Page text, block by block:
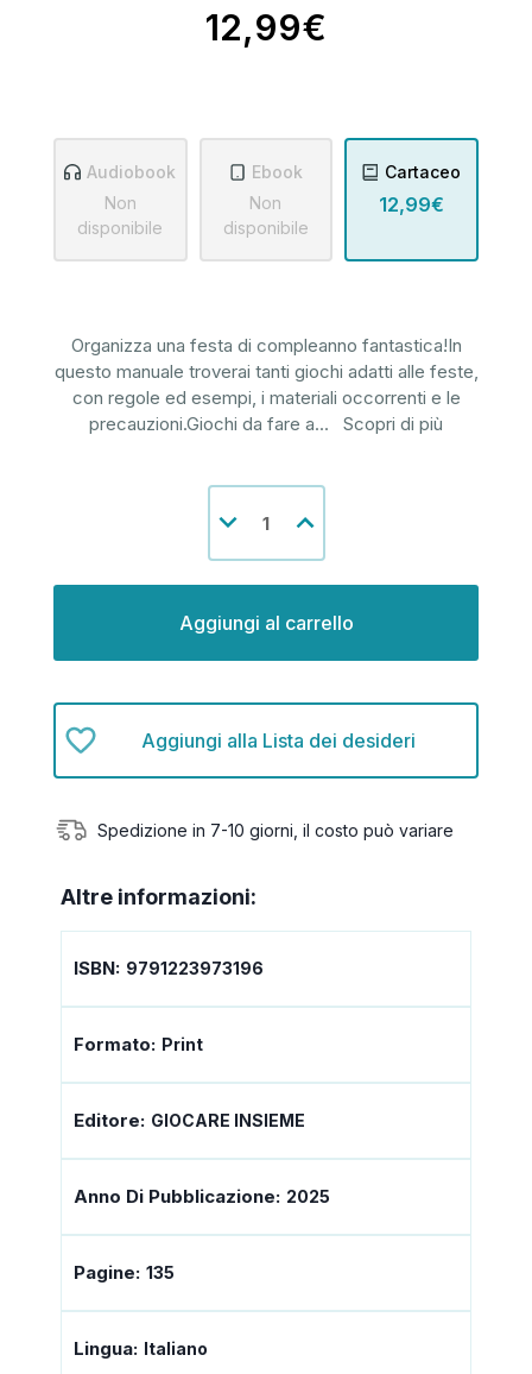
12,99€
Audiobook
Non
disponibile
Ebook
Non
disponibile
Cartaceo
12,99€
Organizza una festa di compleanno fantastica!In
questo manuale troverai tanti giochi adatti alle feste,
con regole ed esempi, i materiali occorrenti e le
precauzioni.Giochi da fare a... Scopri di più
Diminuisci
la
di
Aumenta
la
di
Aggiungi alla Lista dei desideri
Spedizione in 7-10 giorni, il costo può variare
Altre informazioni:
ISBN: 9791223973196
Formato: Print
Editore: GIOCARE INSIEME
Anno Di Pubblicazione: 2025
Pagine: 135
Lingua: Italiano